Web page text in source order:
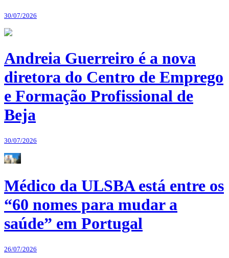
30/07/2026
Andreia Guerreiro é a nova
diretora do Centro de Emprego
e Formação Profissional de
Beja
30/07/2026
Médico da ULSBA está entre os
“60 nomes para mudar a
saúde” em Portugal
26/07/2026